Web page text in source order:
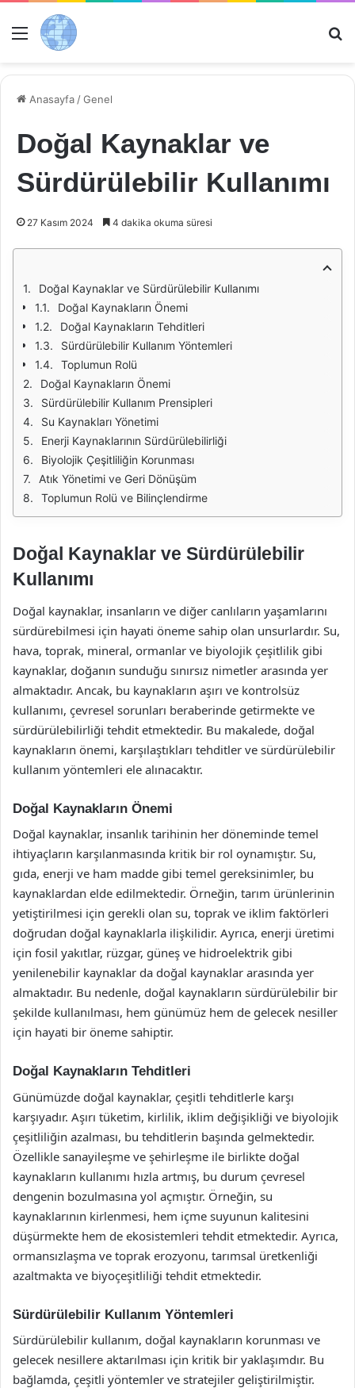
Menü
Anasayfa /Genel
Doğal Kaynaklar ve
Sürdürülebilir Kullanımı
27 Kasım 2024 4 dakika okuma süresi
Doğal Kaynaklar ve Sürdürülebilir Kullanımı
Doğal Kaynakların Önemi
Doğal Kaynakların Tehditleri
Sürdürülebilir Kullanım Yöntemleri
Toplumun Rolü
Doğal Kaynakların Önemi
Sürdürülebilir Kullanım Prensipleri
Su Kaynakları Yönetimi
Enerji Kaynaklarının Sürdürülebilirliği
Biyolojik Çeşitliliğin Korunması
Atık Yönetimi ve Geri Dönüşüm
Toplumun Rolü ve Bilinçlendirme
Doğal Kaynaklar ve Sürdürülebilir
Kullanımı
Doğal kaynaklar, insanların ve diğer canlıların yaşamlarını
sürdürebilmesi için hayati öneme sahip olan unsurlardır. Su,
hava, toprak, mineral, ormanlar ve biyolojik çeşitlilik gibi
kaynaklar, doğanın sunduğu sınırsız nimetler arasında yer
almaktadır. Ancak, bu kaynakların aşırı ve kontrolsüz
kullanımı, çevresel sorunları beraberinde getirmekte ve
sürdürülebilirliği tehdit etmektedir. Bu makalede, doğal
kaynakların önemi, karşılaştıkları tehditler ve sürdürülebilir
kullanım yöntemleri ele alınacaktır.
Doğal Kaynakların Önemi
Doğal kaynaklar, insanlık tarihinin her döneminde temel
ihtiyaçların karşılanmasında kritik bir rol oynamıştır. Su,
gıda, enerji ve ham madde gibi temel gereksinimler, bu
kaynaklardan elde edilmektedir. Örneğin, tarım ürünlerinin
yetiştirilmesi için gerekli olan su, toprak ve iklim faktörleri
doğrudan doğal kaynaklarla ilişkilidir. Ayrıca, enerji üretimi
için fosil yakıtlar, rüzgar, güneş ve hidroelektrik gibi
yenilenebilir kaynaklar da doğal kaynaklar arasında yer
almaktadır. Bu nedenle, doğal kaynakların sürdürülebilir bir
şekilde kullanılması, hem günümüz hem de gelecek nesiller
için hayati bir öneme sahiptir.
Doğal Kaynakların Tehditleri
Günümüzde doğal kaynaklar, çeşitli tehditlerle karşı
karşıyadır. Aşırı tüketim, kirlilik, iklim değişikliği ve biyolojik
çeşitliliğin azalması, bu tehditlerin başında gelmektedir.
Özellikle sanayileşme ve şehirleşme ile birlikte doğal
kaynakların kullanımı hızla artmış, bu durum çevresel
dengenin bozulmasına yol açmıştır. Örneğin, su
kaynaklarının kirlenmesi, hem içme suyunun kalitesini
düşürmekte hem de ekosistemleri tehdit etmektedir. Ayrıca,
ormansızlaşma ve toprak erozyonu, tarımsal üretkenliği
azaltmakta ve biyoçeşitliliği tehdit etmektedir.
Sürdürülebilir Kullanım Yöntemleri
Sürdürülebilir kullanım, doğal kaynakların korunması ve
gelecek nesillere aktarılması için kritik bir yaklaşımdır. Bu
bağlamda, çeşitli yöntemler ve stratejiler geliştirilmiştir.